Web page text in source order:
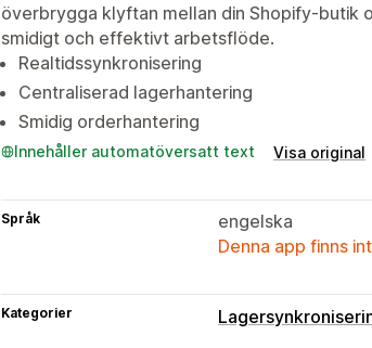
överbrygga klyftan mellan din Shopify-
smidigt och effektivt arbetsflöde.
Realtidssynkronisering
Centraliserad lagerhantering
Smidig orderhantering
Innehåller automatöversatt text Visa original
Språk
engelska
Denna app finns
Kategorier